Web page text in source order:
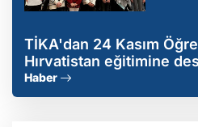
TİKA'dan 24 Kasım
Hırvatistan eğitimine
Haber